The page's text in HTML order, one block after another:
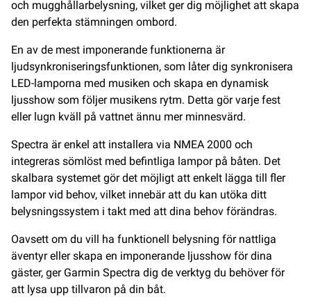
och mugghållarbelysning, vilket ger dig möjlighet att skapa
den perfekta stämningen ombord​​.
En av de mest imponerande funktionerna är
ljudsynkroniseringsfunktionen, som låter dig synkronisera
LED-lamporna med musiken och skapa en dynamisk
ljusshow som följer musikens rytm. Detta gör varje fest
eller lugn kväll på vattnet ännu mer minnesvärd​​.
Spectra är enkel att installera via NMEA 2000 och
integreras sömlöst med befintliga lampor på båten. Det
skalbara systemet gör det möjligt att enkelt lägga till fler
lampor vid behov, vilket innebär att du kan utöka ditt
belysningssystem i takt med att dina behov förändras​​.
Oavsett om du vill ha funktionell belysning för nattliga
äventyr eller skapa en imponerande ljusshow för dina
gäster, ger Garmin Spectra dig de verktyg du behöver för
att lysa upp tillvaron på din båt.